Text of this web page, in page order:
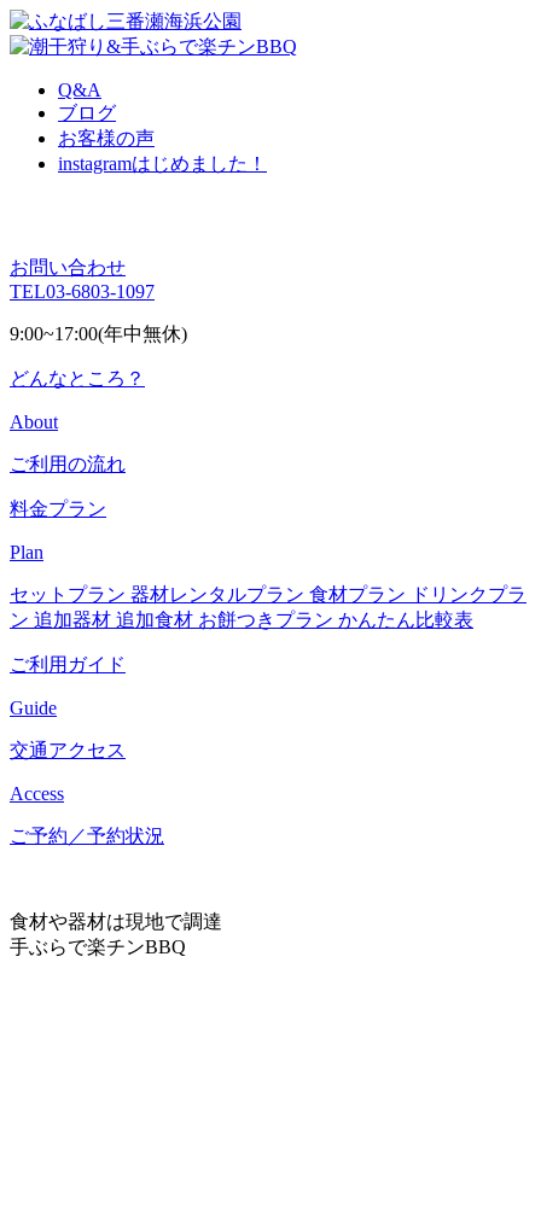
Q&A
ブログ
お客様の声
instagramはじめました！
お問い合わせ
TEL03-6803-1097
9:00~17:00(年中無休)
どんなところ？
About
ご利用の流れ
料金プラン
Plan
セットプラン 器材レンタルプラン 食材プラン ドリンクプラ
ン 追加器材 追加食材 お餅つきプラン かんたん比較表
ご利用ガイド
Guide
交通アクセス
Access
ご予約／予約状況
食材や器材は現地で調達
手ぶらで楽チンBBQ